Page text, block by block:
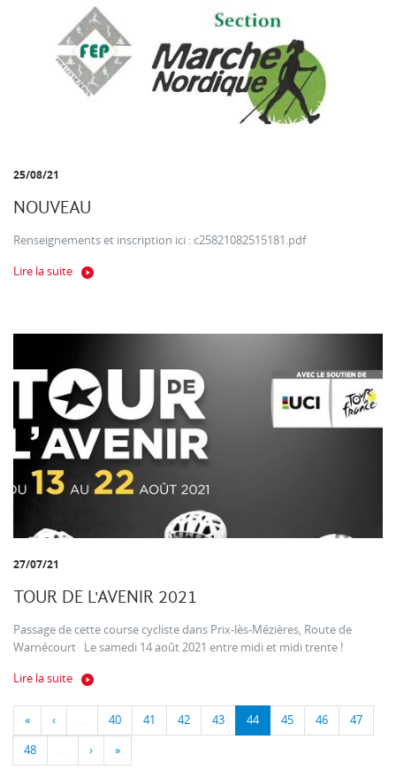
25/08/21
NOUVEAU
Renseignements et inscription ici : c25821082515181.pdf
Lire la suite
27/07/21
TOUR DE L'AVENIR 2021
Passage de cette course cycliste dans Prix-lès-Mézières, Route de
Warnécourt Le samedi 14 août 2021 entre midi et midi trente !
Lire la suite
« ‹ … 40 41 42 43 44 45 46 47
48 … › »